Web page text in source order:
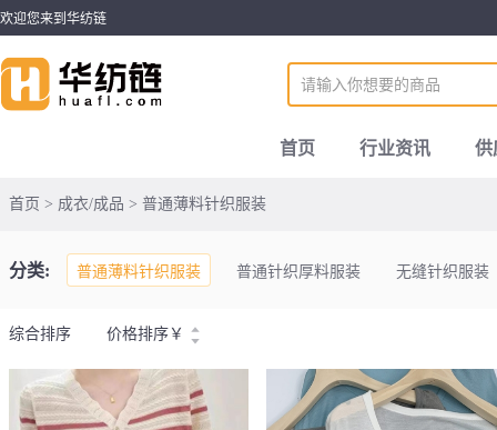
欢迎您来到华纺链
首页 行业资讯 供
首页 > 成衣/成品 > 普通薄料针织服装
分类: 普通薄料针织服装 普通针织厚料服装 无缝针织服装
综合排序 价格排序 ￥